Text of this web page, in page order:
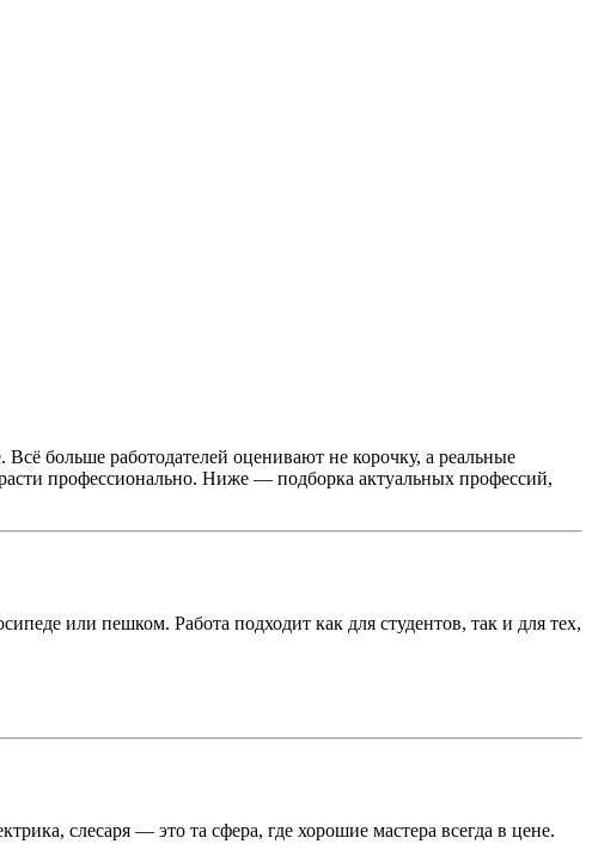
больше работодателей оценивают не корочку, а реальные
профессионально. Ниже — подборка актуальных профессий,
или пешком. Работа подходит как для студентов, так и для тех,
слесаря — это та сфера, где хорошие мастера всегда в цене.